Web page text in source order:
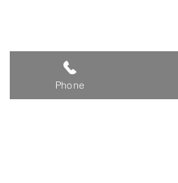
Phone